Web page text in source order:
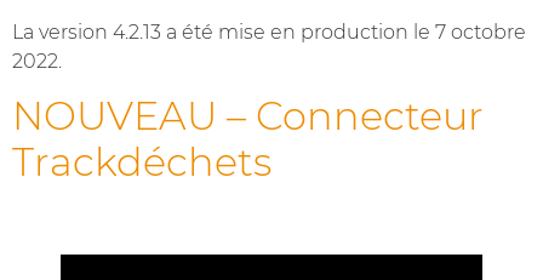
La version 4.2.13 a été mise en production le 7 octobre
2022.
NOUVEAU – Connecteur
Trackdéchets